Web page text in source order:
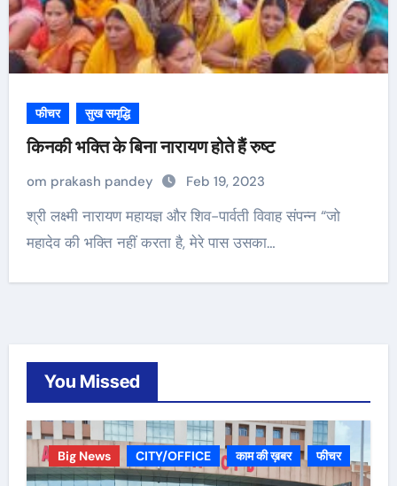
फीचर सुख समृद्धि
किनकी भक्ति के बिना नारायण होते हैं रुष्ट
om prakash pandey Feb 19, 2023
श्री लक्ष्मी नारायण महायज्ञ और शिव-पार्वती विवाह संपन्न “जो
महादेव की भक्ति नहीं करता है, मेरे पास उसका…
You Missed
Big News CITY/OFFICE काम की ख़बर फीचर